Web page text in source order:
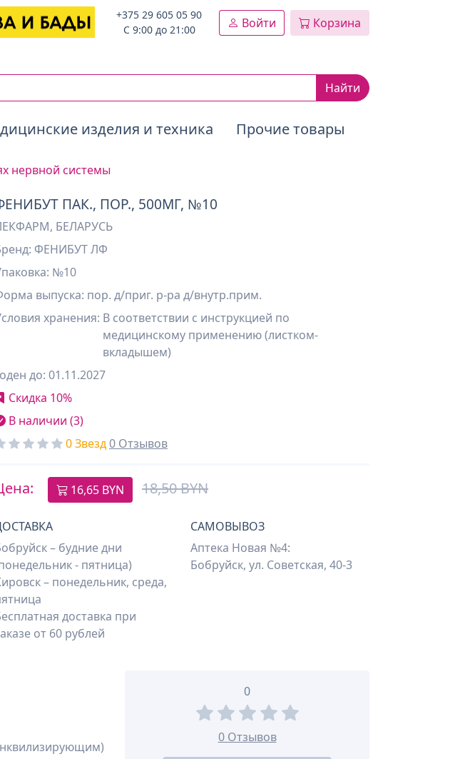
+375 29 605 05 90
C 9:00 до 21:00
Войти Корзина
Найти
изделия и техника Прочие товары
нервной системы
ПАК., ПОР., 500МГ, №10
БЕЛАРУСЬ
ФЕНИБУТ ЛФ
№10
выпуска: пор. д/приг. р-ра д/внутр.прим.
хранения: В соответствии с инструкцией по
медицинскому применению (листком-
вкладышем)
до: 01.11.2027
Скидка 10%
В наличии (3)
0 Звезд0 Отзывов
16,65 BYN 18,50 BYN
– будние дни
- пятница)
– понедельник, среда,
доставка при
от 60 рублей
САМОВЫВОЗ
Аптека Новая №4:
Бобруйск, ул. Советская, 40-3
0
0 Отзывов